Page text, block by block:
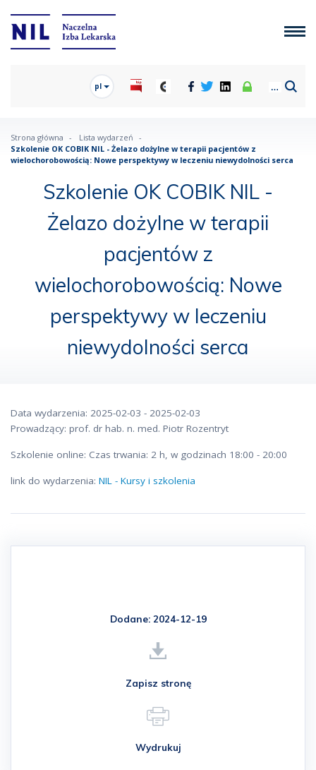
pl
Strona główna
Lista wydarzeń
Szkolenie OK COBIK NIL - Żelazo dożylne w terapii pacjentów z
wielochorobowością: Nowe perspektywy w leczeniu niewydolności serca
Szkolenie OK COBIK NIL -
Żelazo dożylne w terapii
pacjentów z
wielochorobowością: Nowe
perspektywy w leczeniu
niewydolności serca
Data wydarzenia: 2025-02-03 - 2025-02-03
Prowadzący: prof. dr hab. n. med. Piotr Rozentryt
Szkolenie online: Czas trwania: 2 h, w godzinach 18:00 - 20:00
link do wydarzenia: NIL - Kursy i szkolenia
Dodane: 2024-12-19
Zapisz stronę
Wydrukuj